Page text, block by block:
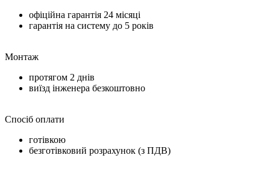
офіційна гарантія 24 місяці
гарантія на систему до 5 років
Монтаж
протягом 2 днів
виїзд інженера безкоштовно
Спосіб оплати
готівкою
безготівковий розрахунок (з ПДВ)